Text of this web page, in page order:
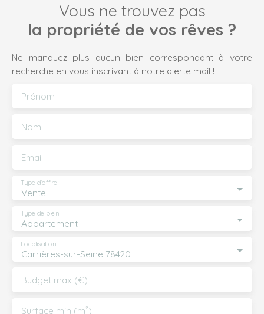
Vous ne trouvez pas
la propriété de vos rêves ?
Ne manquez plus aucun bien correspondant à votre
recherche en vous inscrivant à notre alerte mail !
Prénom
Nom
Email
Vente
Type d'offre
Appartement
Type de bien
Carrières-sur-Seine 78420
Localisation
Budget max (€)
Surface min (m²)